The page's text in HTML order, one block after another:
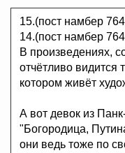
15.(пост намбер
14.(пост намбер
В произведениях,
отчётливо видится
котором живёт
А вот девок из
"Богородица,
они ведь тоже по